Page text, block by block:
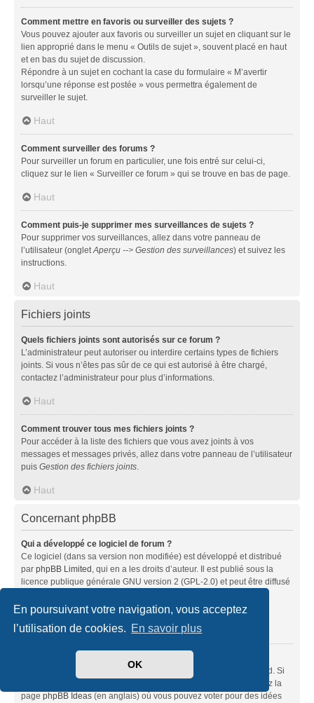
En poursuivant votre navigation, vous acceptez
l’utilisation de cookies. En savoir plus
OK
Comment mettre en favoris ou surveiller des sujets ?
Vous pouvez ajouter aux favoris ou surveiller un sujet en cliquant sur le
lien approprié dans le menu « Outils de sujet », souvent placé en haut
et en bas du sujet de discussion.
Répondre à un sujet en cochant la case du formulaire « M’avertir
lorsqu’une réponse est postée » vous permettra également de
surveiller le sujet.
Haut
Comment surveiller des forums ?
Pour surveiller un forum en particulier, une fois entré sur celui-ci,
cliquez sur le lien « Surveiller ce forum » qui se trouve en bas de page.
Haut
Comment puis-je supprimer mes surveillances de sujets ?
Pour supprimer vos surveillances, allez dans votre panneau de
l’utilisateur (ongletAperçu --> Gestion des surveillances) et suivez les
instructions.
Haut
Fichiers joints
Quels fichiers joints sont autorisés sur ce forum ?
L’administrateur peut autoriser ou interdire certains types de fichiers
joints. Si vous n’êtes pas sûr de ce qui est autorisé à être chargé,
contactez l’administrateur pour plus d’informations.
Haut
Comment trouver tous mes fichiers joints ?
Pour accéder à la liste des fichiers que vous avez joints à vos
messages et messages privés, allez dans votre panneau de l’utilisateur
puis Gestion des fichiers joints.
Haut
Concernant phpBB
Qui a développé ce logiciel de forum ?
Ce logiciel (dans sa version non modifiée) est développé et distribué
par phpBB Limited, qui en a les droits d’auteur. Il est publié sous la
licence publique générale GNU version 2 (GPL-2.0) et peut être diffusé
À propos de phpBB» (en anglais).
Haut
Ce logiciel a été développé et mis sous licence par phpBB Limited. Si
vous pensez qu’une fonctionnalité nécessite d’être ajoutée, visitez la
page phpBB Ideas (en anglais) où vous pouvez voter pour des idées